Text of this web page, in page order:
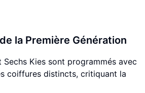
la Première Génération
Sechs Kies sont programmés avec
coiffures distincts, critiquant la